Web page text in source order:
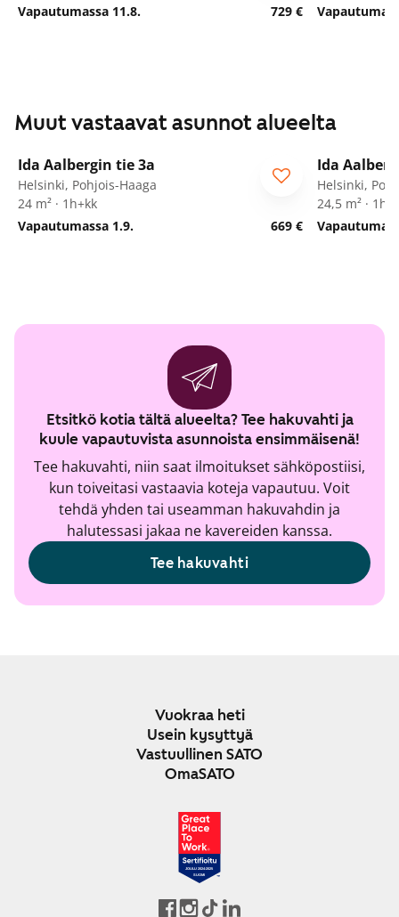
Vapautumassa 11.8.
729 €
Muut vastaavat asunnot alueelta
Ida Aalbergin tie 3a
Helsinki, Pohjois-Haaga
24 m² · 1h+kk
Vapautumassa 1.9.
669 €
Ida
Helsinki,
24,5 m² ·
Etsitkö kotia tältä alueelta? Tee hakuvahti ja
kuule vapautuvista asunnoista ensimmäisenä!
Tee hakuvahti, niin saat ilmoitukset sähköpostiisi,
kun toiveitasi vastaavia koteja vapautuu. Voit
tehdä yhden tai useamman hakuvahdin ja
halutessasi jakaa ne kavereiden kanssa.
Tee hakuvahti
Vuokraa heti
Usein kysyttyä
Vastuullinen SATO
OmaSATO
JOULU 2024-2025
SUOMI